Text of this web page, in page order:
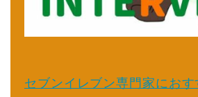
セブンイレブン専門家にお